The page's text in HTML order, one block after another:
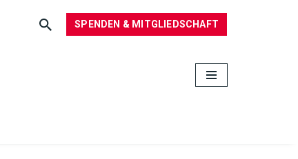
SPENDEN & MITGLIEDSCHAFT